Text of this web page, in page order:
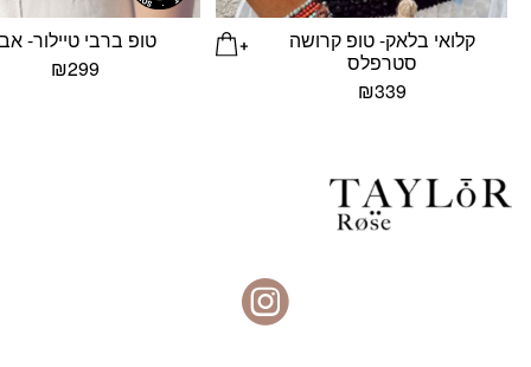
קלואי בלאק- טופ קרושה
סטרפלס
₪339
טופ ברבי טיילור-
₪299